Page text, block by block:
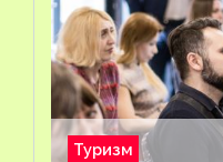
Туризм